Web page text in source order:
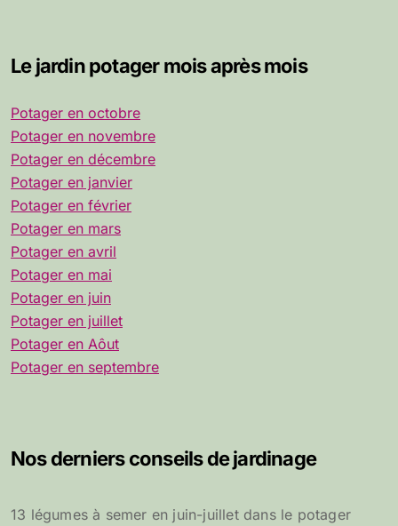
Le jardin potager mois après mois
Potager en octobre
Potager en novembre
Potager en décembre
Potager en janvier
Potager en février
Potager en mars
Potager en avril
Potager en mai
Potager en juin
Potager en juillet
Potager en Aôut
Potager en septembre
Nos derniers conseils de jardinage
13 légumes à semer en juin-juillet dans le potager